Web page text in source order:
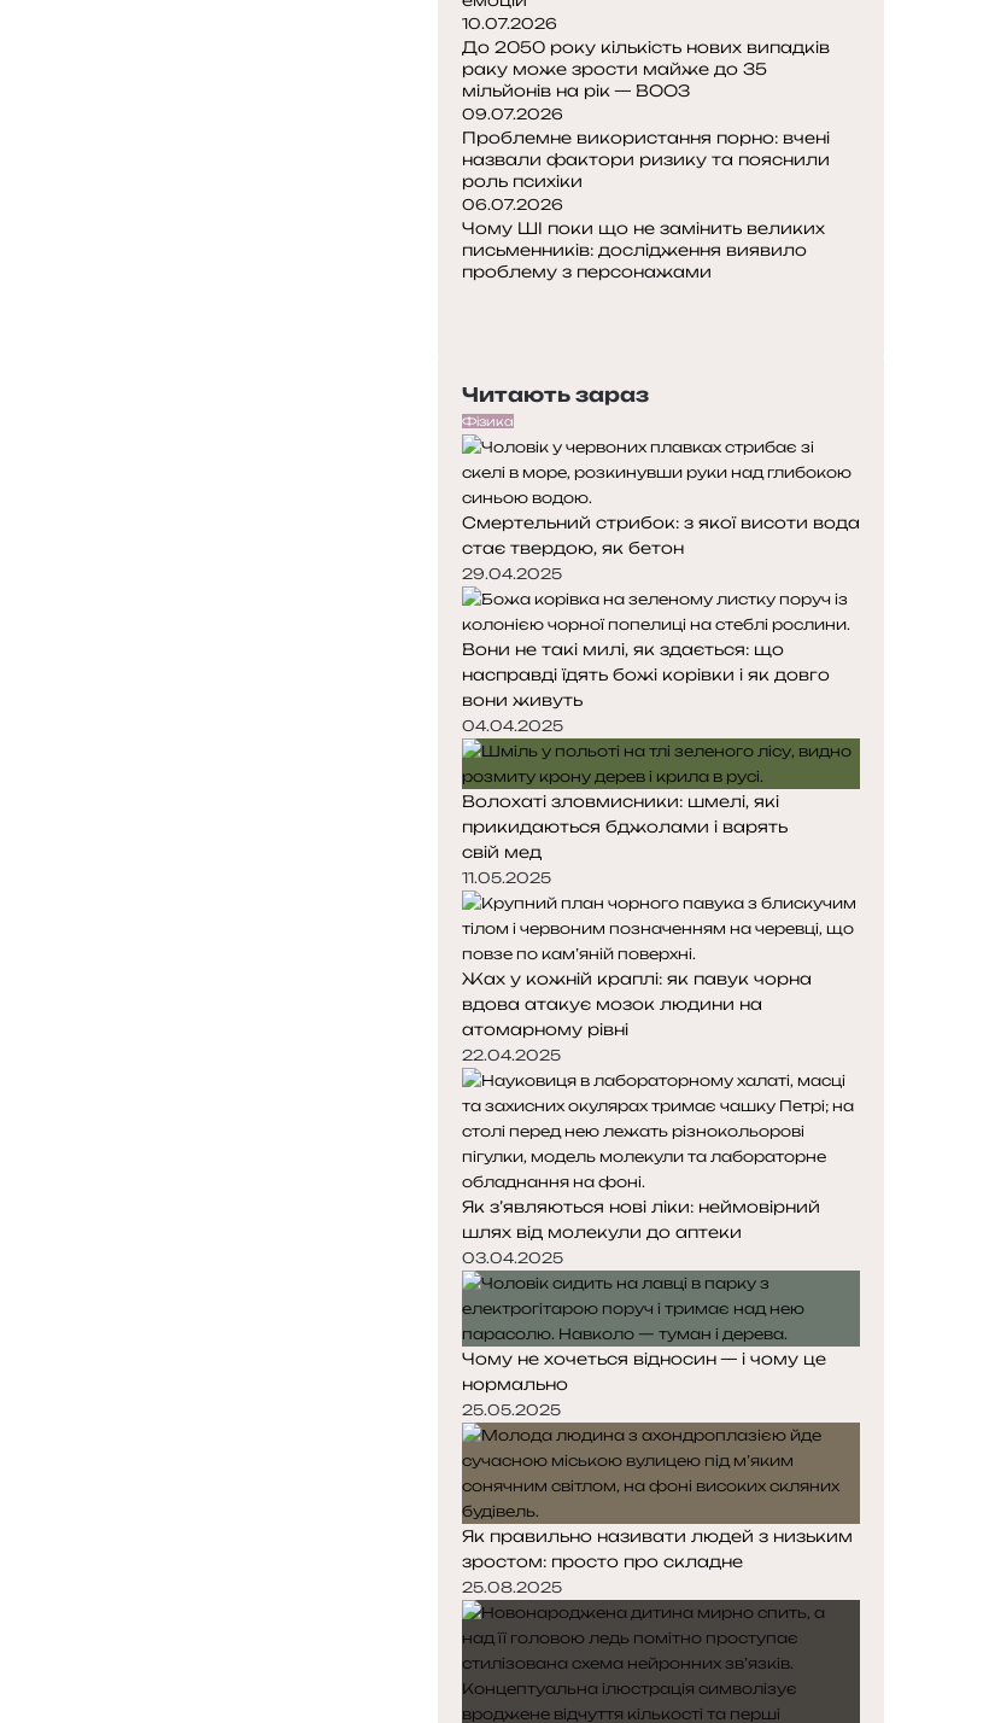
10.07.2026
До 2050 року кількість нових випадків
раку може зрости майже до 35
мільйонів на рік — ВООЗ
09.07.2026
Проблемне використання порно: вчені
назвали фактори ризику та пояснили
роль психіки
06.07.2026
Чому ШІ поки що не замінить великих
письменників: дослідження виявило
проблему з персонажами
р
е
д
н
я
с
т
о
р
і
н
к
а
т
у
п
н
а
с
т
о
р
і
н
к
а
Читають зараз
Фізика
Смертельний стрибок: з якої висоти вода
стає твердою, як бетон
29.04.2025
Вони не такі милі, як здається: що
насправді їдять божі корівки і як довго
вони живуть
04.04.2025
Волохаті зловмисники: шмелі, які
прикидаються бджолами і варять
свій мед
11.05.2025
Жах у кожній краплі: як павук чорна
вдова атакує мозок людини на
атомарному рівні
22.04.2025
Як з’являються нові ліки: неймовірний
шлях від молекули до аптеки
03.04.2025
Чому не хочеться відносин — і чому це
нормально
25.05.2025
Як правильно називати людей з низьким
зростом: просто про складне
25.08.2025